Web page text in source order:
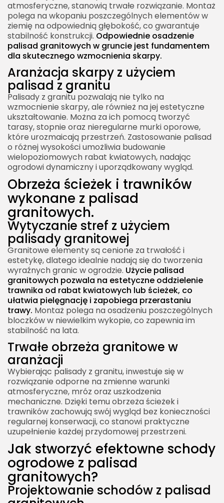
atmosferyczne, stanowią trwałe rozwiązanie. Montaż
polega na wkopaniu poszczególnych elementów w
ziemię na odpowiednią głębokość, co gwarantuje
stabilność konstrukcji. Odpowiednie osadzenie
palisad granitowych w gruncie jest fundamentem
dla skutecznego wzmocnienia skarpy.
Aranżacja skarpy z użyciem
palisad z granitu
Palisady z granitu pozwalają nie tylko na
wzmocnienie skarpy, ale również na jej estetyczne
ukształtowanie. Można za ich pomocą tworzyć
tarasy, stopnie oraz nieregularne murki oporowe,
które urozmaicają przestrzeń. Zastosowanie palisad
o różnej wysokości umożliwia budowanie
wielopoziomowych rabat kwiatowych, nadając
ogrodowi dynamiczny i uporządkowany wygląd.
Obrzeża ścieżek i trawników
wykonane z palisad
granitowych.
Wytyczanie stref z użyciem
palisady granitowej
Granitowe elementy są cenione za trwałość i
estetykę, dlatego idealnie nadają się do tworzenia
wyraźnych granic w ogrodzie. Użycie palisad
granitowych pozwala na estetyczne oddzielenie
trawnika od rabat kwiatowych lub ścieżek, co
ułatwia pielęgnację i zapobiega przerastaniu
trawy. Montaż polega na osadzeniu poszczególnych
bloczków w niewielkim wykopie, co zapewnia im
stabilność na lata.
Trwałe obrzeża granitowe w
aranżacji
Wybierając palisady z granitu, inwestuje się w
rozwiązanie odporne na zmienne warunki
atmosferyczne, mróz oraz uszkodzenia
mechaniczne. Dzięki temu obrzeża ścieżek i
trawników zachowują swój wygląd bez konieczności
regularnej konserwacji, co stanowi praktyczne
uzupełnienie każdej przydomowej przestrzeni.
Jak stworzyć efektowne schody
ogrodowe z palisad
granitowych?
Projektowanie schodów z palisad